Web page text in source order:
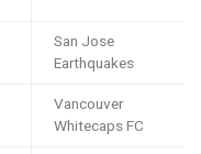
San Jose
Earthquakes
Vancouver
Whitecaps FC